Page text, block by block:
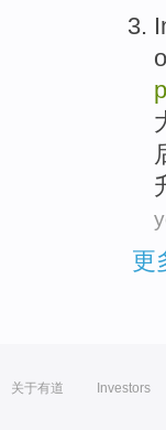
更
关于有道 Investors